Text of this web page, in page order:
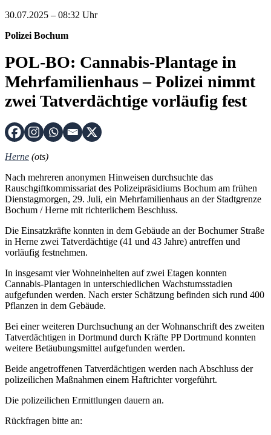
30.07.2025 – 08:32 Uhr
Polizei Bochum
POL-BO: Cannabis-Plantage in
Mehrfamilienhaus – Polizei nimmt
zwei Tatverdächtige vorläufig fest
Herne (ots)
Nach mehreren anonymen Hinweisen durchsuchte das
Rauschgiftkommissariat des Polizeipräsidiums Bochum am frühen
Dienstagmorgen, 29. Juli, ein Mehrfamilienhaus an der Stadtgrenze
Bochum / Herne mit richterlichem Beschluss.
Die Einsatzkräfte konnten in dem Gebäude an der Bochumer Straße
in Herne zwei Tatverdächtige (41 und 43 Jahre) antreffen und
vorläufig festnehmen.
In insgesamt vier Wohneinheiten auf zwei Etagen konnten
Cannabis-Plantagen in unterschiedlichen Wachstumsstadien
aufgefunden werden. Nach erster Schätzung befinden sich rund 400
Pflanzen in dem Gebäude.
Bei einer weiteren Durchsuchung an der Wohnanschrift des zweiten
Tatverdächtigen in Dortmund durch Kräfte PP Dortmund konnten
weitere Betäubungsmittel aufgefunden werden.
Beide angetroffenen Tatverdächtigen werden nach Abschluss der
polizeilichen Maßnahmen einem Haftrichter vorgeführt.
Die polizeilichen Ermittlungen dauern an.
Rückfragen bitte an: